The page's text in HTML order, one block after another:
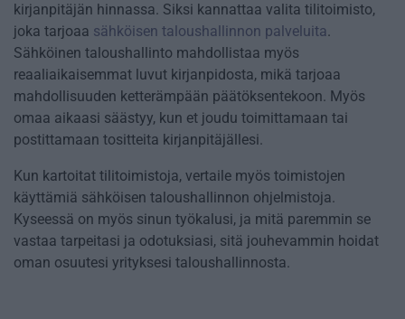
kirjanpitäjän hinnassa. Siksi kannattaa valita tilitoimisto,
joka tarjoaa sähköisen taloushallinnon palveluita.
Sähköinen taloushallinto mahdollistaa myös
reaaliaikaisemmat luvut kirjanpidosta, mikä tarjoaa
mahdollisuuden ketterämpään päätöksentekoon. Myös
omaa aikaasi säästyy, kun et joudu toimittamaan tai
postittamaan tositteita kirjanpitäjällesi.
Kun kartoitat tilitoimistoja, vertaile myös toimistojen
käyttämiä sähköisen taloushallinnon ohjelmistoja.
Kyseessä on myös sinun työkalusi, ja mitä paremmin se
vastaa tarpeitasi ja odotuksiasi, sitä jouhevammin hoidat
oman osuutesi yrityksesi taloushallinnosta.